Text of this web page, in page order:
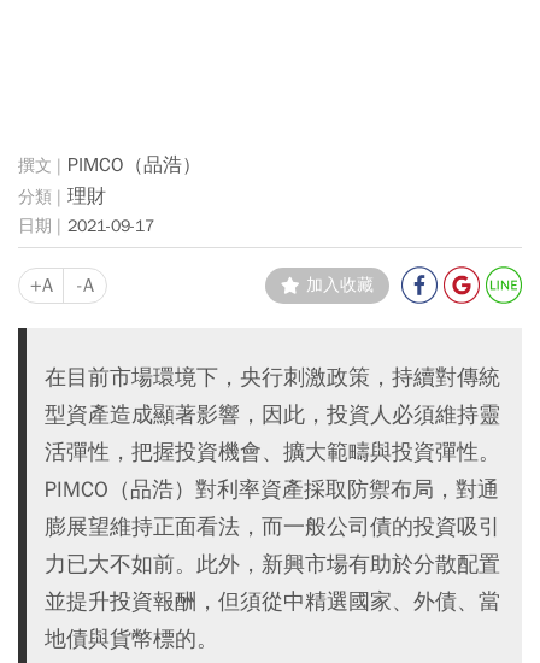
PIMCO（品浩）
理財
2021-09-17
+A -A 加入收藏
在目前市場環境下，央行刺激政策，持續對傳統
型資產造成顯著影響，因此，投資人必須維持靈
活彈性，把握投資機會、擴大範疇與投資彈性。
PIMCO（品浩）對利率資產採取防禦布局，對通
膨展望維持正面看法，而一般公司債的投資吸引
力已大不如前。此外，新興市場有助於分散配置
並提升投資報酬，但須從中精選國家、外債、當
地債與貨幣標的。